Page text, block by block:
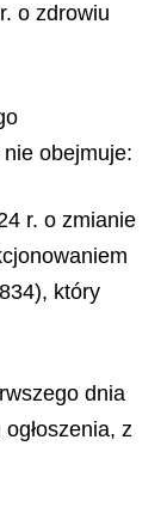
o zdrowiu
obejmuje:
r. o zmianie
który
dnia
z